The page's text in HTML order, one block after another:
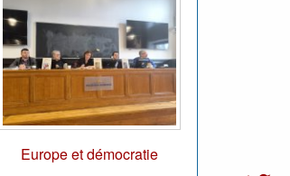
Europe et démocratie